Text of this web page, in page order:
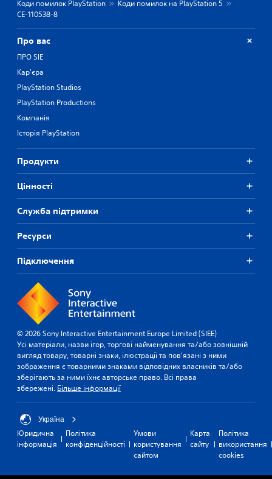
Коди помилок PlayStation
Коди помилок на PlayStation 5
CE-110538-8
Про вас
ПРО SIE
Кар'єра
PlayStation Studios
PlayStation Productions
Компанія
Історія PlayStation
Продукти
Цiнностi
Служба підтримки
Ресурси
Підключення
© 2026 Sony Interactive Entertainment Europe Limited (SIEE)
Усі матеріали, назви ігор, торгові найменування та/або зовнішній
вигляд товару, товарні знаки, ілюстрації та пов'язані з ними
зображення є товарними знаками відповідних власників та/або
зберігають за ними їхнє авторське право. Всі права
збережені. Більше інформації
Україна
Юридична
інформація
Політика
конфіденційності
Умови
користування
сайтом
Карта
сайту
Політика
використання
cookies